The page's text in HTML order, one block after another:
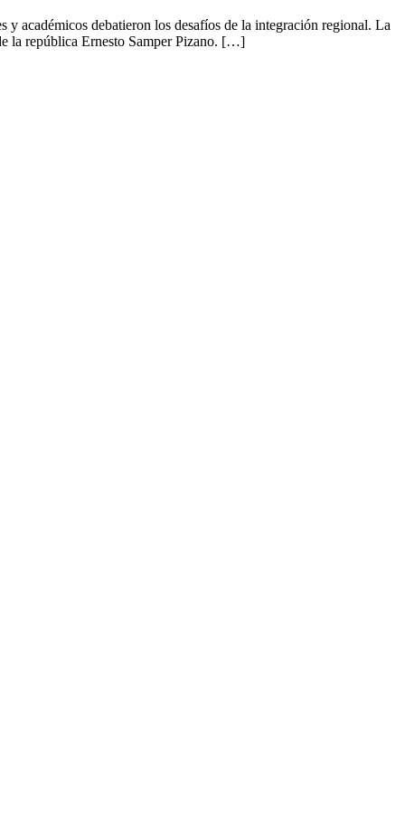
académicos debatieron los desafíos de la integración regional. La
la república Ernesto Samper Pizano. […]